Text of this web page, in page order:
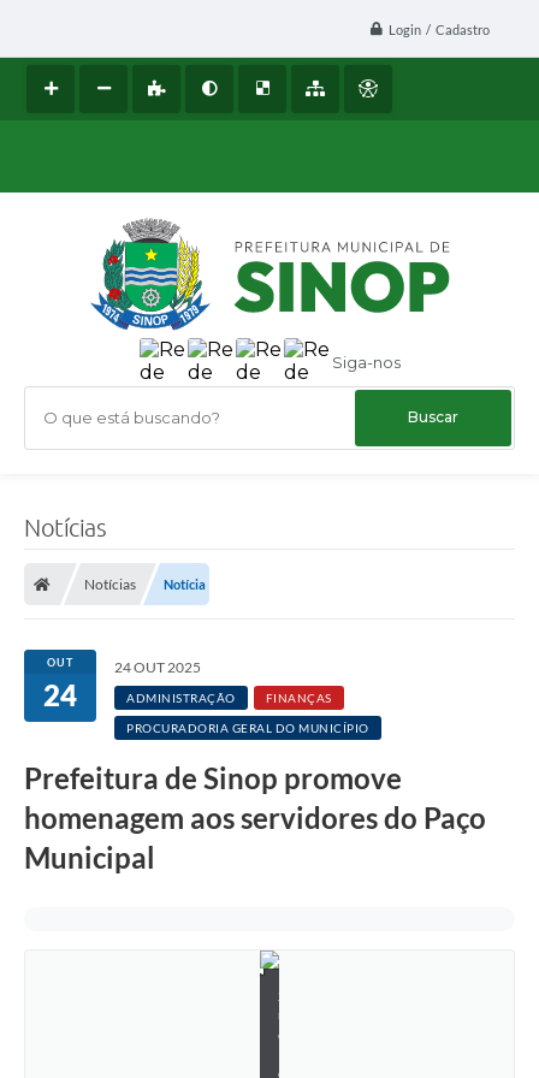
Login / Cadastro
Siga-nos
O que está buscando?
Notícias
Notícias Notícia
OUT
24
24 OUT 2025
ADMINISTRAÇÃO FINANÇAS
PROCURADORIA GERAL DO MUNICÍPIO
Prefeitura de Sinop promove
homenagem aos servidores do Paço
Municipal
S
u
e
e